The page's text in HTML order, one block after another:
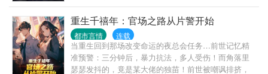
逗她：“有没有礼貌，见了长辈怎么不叫人。”后来许宁
青作了个死，常梨愤然离家出走。从前总是云淡风轻
清风霁月的许少爷脸上终于出现慌张情绪。常梨扯开
他的手，抬起头，安静两秒，杏眼弯着甜甜冲他笑。
许宁青那些朋友恭贺他终于摆脱幼稚小丫头，重归丰
富多彩成人夜生活。却在一天晚上见到喝的酩酊大醉
耀，神秘从未远离，这是一段“愚者”的传说。
重生千禧年：官场之路从片警开始
都市言情 连载
当重生回到那场改变命运的夜总会任务…前世记忆精
准预警：三分钟后，暴力抗法，多人受伤！而角落里
瑟瑟发抖的，竟是某大佬的独苗！前世被嘲讽排挤，